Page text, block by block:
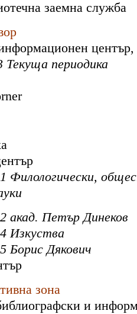
заемна служба
център,
периодика
Филологически,
акад. Петър Динеков
Изкуства
Борис Дякович
зона
и